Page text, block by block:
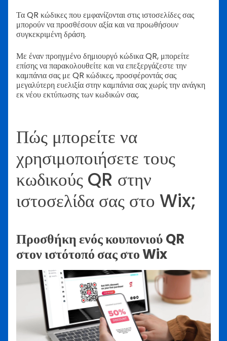
Τα QR κώδικες που εμφανίζονται στις ιστοσελίδες σας
μπορούν να προσθέσουν αξία και να προωθήσουν
συγκεκριμένη δράση.
Με έναν προηγμένο δημιουργό κώδικα QR, μπορείτε
επίσης να παρακολουθείτε και να επεξεργάζεστε την
καμπάνια σας με QR κώδικες, προσφέροντάς σας
μεγαλύτερη ευελιξία στην καμπάνια σας χωρίς την ανάγκη
εκ νέου εκτύπωσης των κωδικών σας.
Πώς μπορείτε να
χρησιμοποιήσετε τους
κωδικούς QR στην
ιστοσελίδα σας στο Wix;
Προσθήκη ενός κουπονιού QR
στον ιστότοπό σας στο Wix